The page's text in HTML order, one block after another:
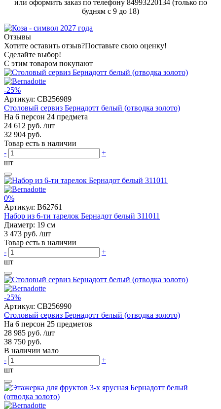
или оформить заказ по телефону 84993220134 (только по
будням с 9 до 18)
Отзывы
Хотите оставить отзыв?Поставьте свою оценку!
Сделайте выбор!
С этим товаром покупают
-25%
Артикул: CB256989
Столовый сервиз Бернадотт белый (отводка золото)
На 6 персон 24 предмета
24 612 руб. /шт
32 904 руб.
Товар есть в наличии
-
+
шт
0%
Артикул: B62761
Набор из 6-ти тарелок Бернадот белый 311011
Диаметр: 19 см
3 473 руб. /шт
Товар есть в наличии
-
+
шт
-25%
Артикул: CB256990
Столовый сервиз Бернадотт белый (отводка золото)
На 6 персон 25 предметов
28 985 руб. /шт
38 750 руб.
В наличии мало
-
+
шт